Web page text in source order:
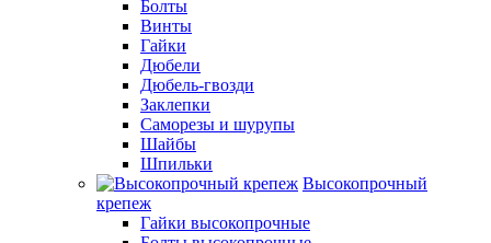
Болты
Винты
Гайки
Дюбели
Дюбель-гвозди
Заклепки
Саморезы и шурупы
Шайбы
Шпильки
Высокопрочный
крепеж
Гайки высокопрочные